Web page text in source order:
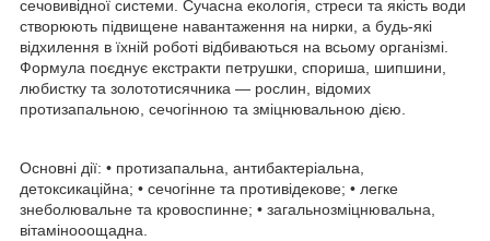
сечовивідної системи. Сучасна екологія, стреси та якість води
створюють підвищене навантаження на нирки, а будь-які
відхилення в їхній роботі відбиваються на всьому організмі.
Формула поєднує екстракти петрушки, спориша, шипшини,
любистку та золототисячника — рослин, відомих
протизапальною, сечогінною та зміцнювальною дією.
Основні дії: • протизапальна, антибактеріальна,
детоксикаційна; • сечогінне та противідекове; • легке
знеболювальне та кровоспинне; • загальнозміцнювальна,
вітамінооощадна.